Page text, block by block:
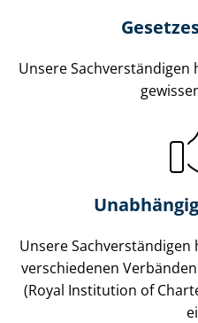
Unsere
Unsere
verschiedenen
(Royal Institution of